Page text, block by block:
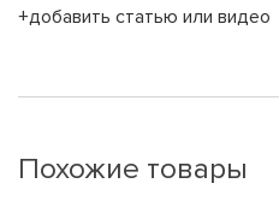
+добавить статью или видео
Похожие товары